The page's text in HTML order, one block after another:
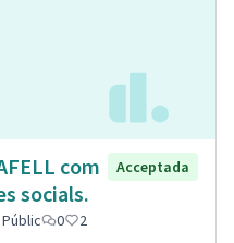
com
socials.
Acceptada
0 2